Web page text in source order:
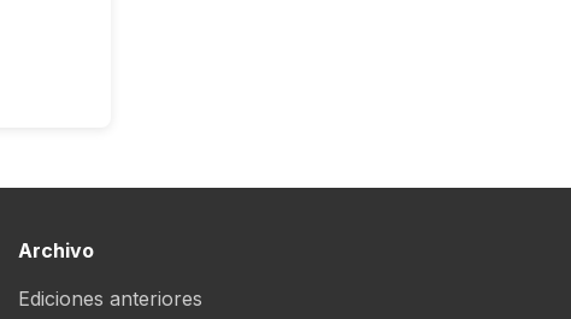
Archivo
Ediciones anteriores